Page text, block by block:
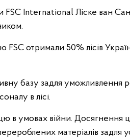
FSC International Ліске ван
FSC отримали 50% лісів
базу задля уможливлення
в лісі.
в умовах війни. Досягнення
матеріалів задля